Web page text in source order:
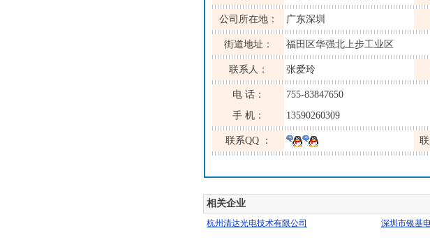
公司所在地： 广东深圳
街道地址： 福田区华强北上步工业区
联系人： 张爱玲
电 话：
755-83847650
手 机：
13590260309
联系QQ ：
相关企业
杭州清达光电技术有限公司 深圳市银基